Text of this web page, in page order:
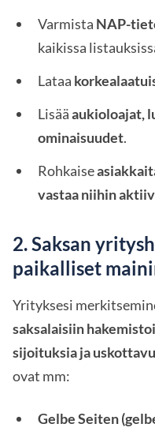
Varmista NAP-
kaikissa
Lataa
Lisääaukioloajat,
ominaisuudet.
Rohkaise
vastaa niihin
2. Saksan
paikalliset
Yrityksesi
saksalaisiin
sijoituksia ja
ovat mm:
Gelbe Seiten